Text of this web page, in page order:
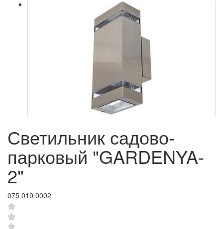
Светильник садово-
парковый "GARDENYA-
2"
075 010 0002